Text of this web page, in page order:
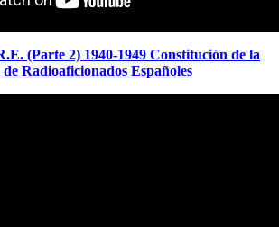
(Parte 2) 1940-1949 Constitución de la
Radioaficionados Españoles